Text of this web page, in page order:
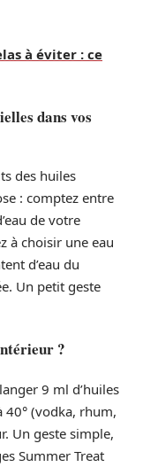
à éviter : ce
dans vos
des huiles
: comptez entre
de votre
à choisir une eau
d’eau du
Un petit geste
?
9 ml d’huiles
40° (vodka, rhum,
Un geste simple,
Summer Treat